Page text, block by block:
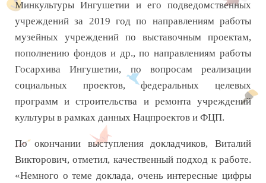
Минкультуры Ингушетии и его подведомственных
учреждений за 2019 год по направлениям работы
музейных учреждений по выставочным проектам,
пополнению фондов и др., по направлениям работы
Госархива Ингушетии, по вопросам реализации
социальных проектов, федеральных целевых
программ и строительства и ремонта учреждений
культуры в рамках данных Нацпроектов и ФЦП.
По окончании выступления докладчиков, Виталий
Викторович, отметил, качественный подход к работе.
«Немного о теме доклада, очень интересные цифры